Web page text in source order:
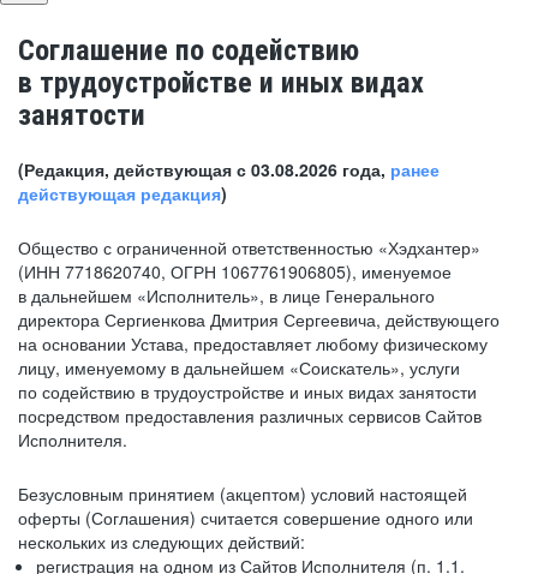
Соглашение по содействию
в трудоустройстве и иных видах
занятости
(Редакция, действующая с 03.08.2026 года, ранее
действующая редакция)
Общество с ограниченной ответственностью «Хэдхантер»
(ИНН 7718620740, ОГРН 1067761906805), именуемое
в дальнейшем «Исполнитель», в лице Генерального
директора Сергиенкова Дмитрия Сергеевича, действующего
на основании Устава, предоставляет любому физическому
лицу, именуемому в дальнейшем «Соискатель», услуги
по содействию в трудоустройстве и иных видах занятости
посредством предоставления различных сервисов Сайтов
Исполнителя.
Безусловным принятием (акцептом) условий настоящей
оферты (Соглашения) считается совершение одного или
нескольких из следующих действий:
регистрация на одном из Сайтов Исполнителя (п. 1.1.